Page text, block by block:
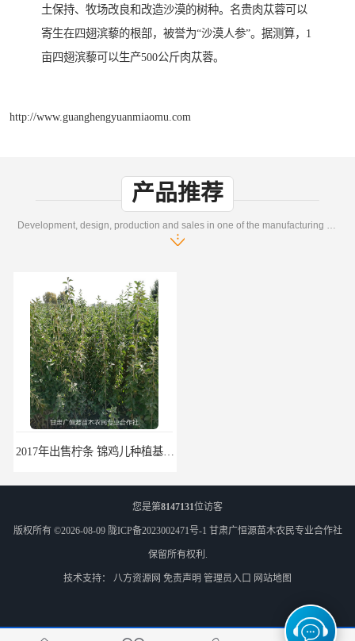
土保持、牧场改良和改造沙漠的树种。名贵肉苁蓉可以
寄生在四翅滨藜的根部，被誉为“沙漠人参”。据测算，1
亩四翅滨藜可以生产500公斤肉苁蓉。
http://www.guanghengyuanmiaomu.com
产品推荐
2017年出售柠条 锦鸡儿种植基地 甘肃广恒源苗木基地
您是第8147131位访客
版权所有 ©2026-08-09 陇ICP备2023002471号-1 甘肃广恒源苗木农民专业合作社
保留所有权利.
技术支持： 八方资源网 免责声明 管理员入口 网站地图